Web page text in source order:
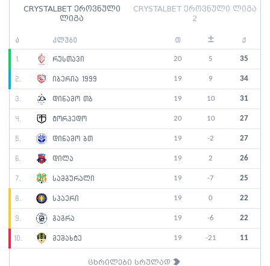
CRYSTALBET ეროვნული
ლიგა
CRYSTALBET ეროვნული ლიგა
2
ა კლუბი თ ± ქ
1. რუსთავი 20 5 35
2. იბერია 1999 19 9 34
3. დინამო თბ 19 10 31
4. ტორპედო 20 10 27
5. დინამო ბთ 19 -2 27
6. დილა 19 2 26
7. სამგურალი 19 -7 25
8. სპაერი 19 0 22
9. გაგრა 19 -6 22
10. მეშახტე 19 -21 11
ცხრილები სრულად